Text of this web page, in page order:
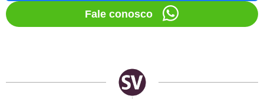
Fale conosco